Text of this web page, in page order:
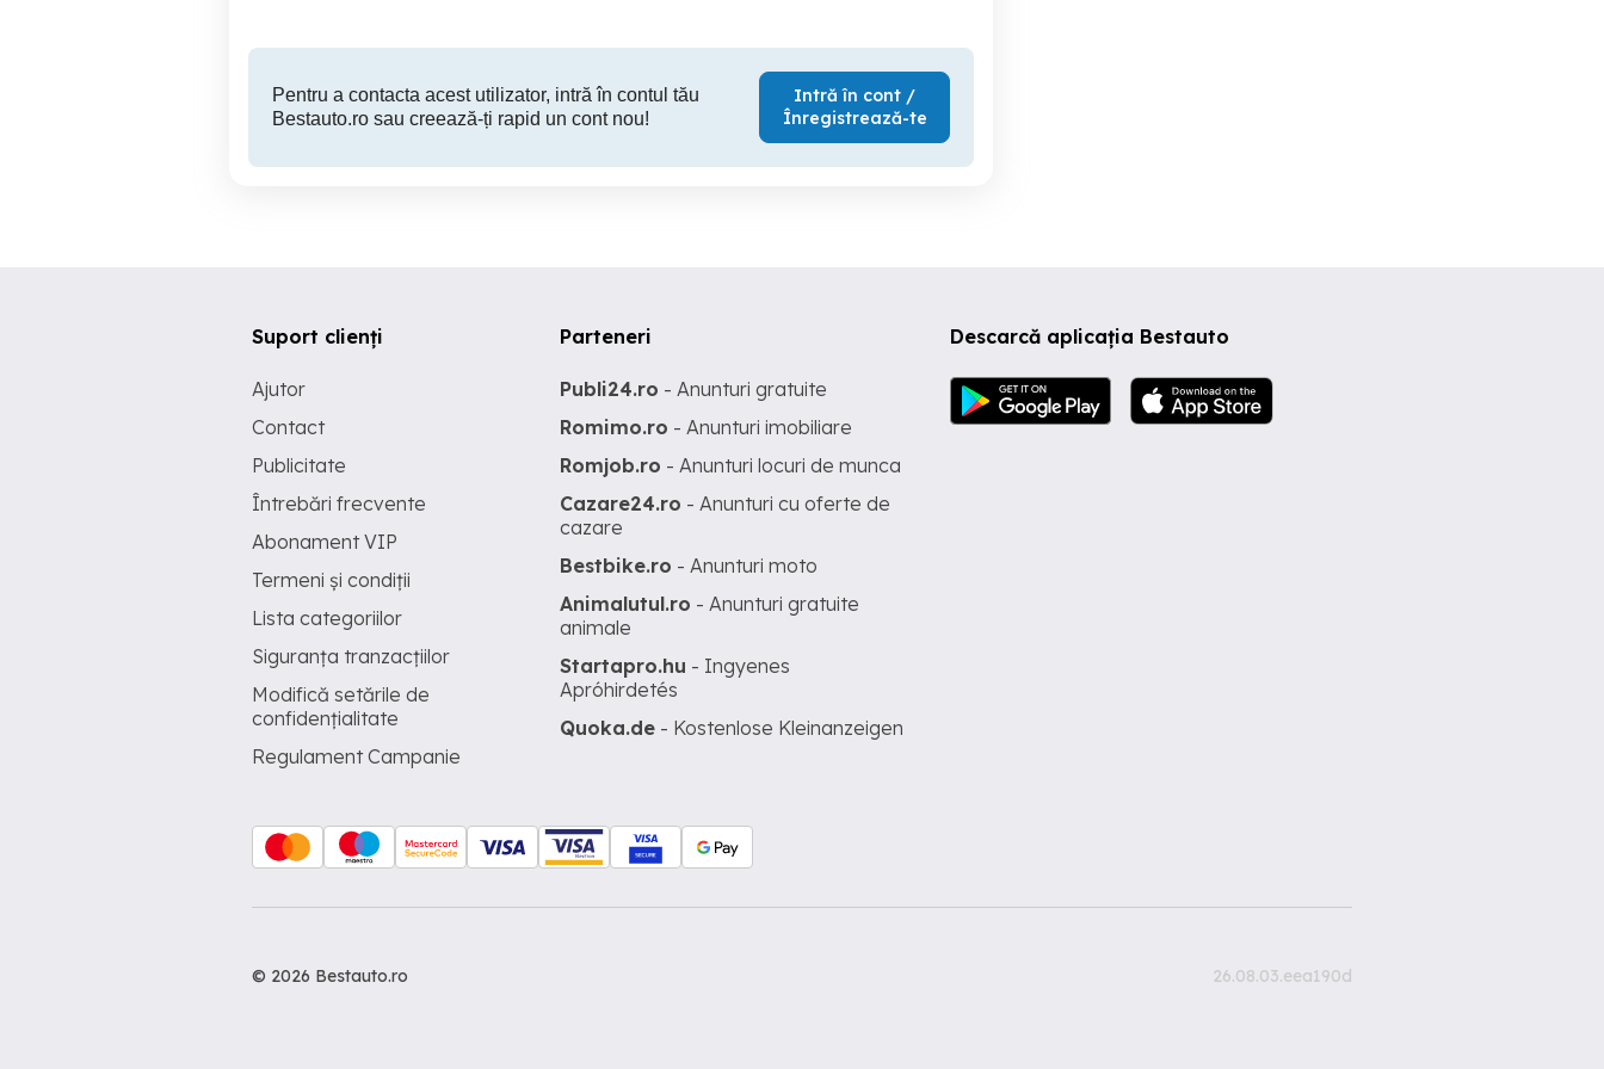
Pentru a contacta acest utilizator, intră în contul tău
Bestauto.ro sau creează-ți rapid un cont nou!
Intră în cont /
Înregistrează-te
Descarcă aplicația Bestauto
Suport clienți
Ajutor
Contact
Publicitate
Întrebări frecvente
Abonament VIP
Termeni și condiții
Lista categoriilor
Siguranța tranzacțiilor
Modifică setările de
confidențialitate
Regulament Campanie
Parteneri
Publi24.ro - Anunturi gratuite
Romimo.ro - Anunturi imobiliare
Romjob.ro - Anunturi locuri de munca
Cazare24.ro - Anunturi cu oferte de
cazare
Bestbike.ro - Anunturi moto
Animalutul.ro - Anunturi gratuite
animale
Startapro.hu - Ingyenes
Apróhirdetés
Quoka.de - Kostenlose Kleinanzeigen
© 2026 Bestauto.ro 26.08.03.eea190d